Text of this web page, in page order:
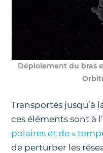
Déploiement du bras
Transportés jusqu’à
ces éléments sont à
polaires et de «
de perturber les